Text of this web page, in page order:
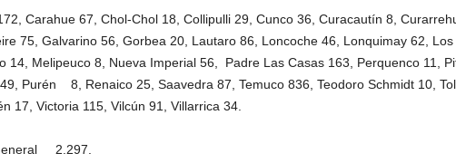
Carahue 67, Chol-Chol 18, Collipulli 29, Cunco 36, Curacautín 8,
75, Galvarino 56, Gorbea 20, Lautaro 86, Loncoche 46, Lonquimay 62,
14, Melipeuco 8, Nueva Imperial 56, Padre Las Casas 163, Perquenco 11,
Purén 8, Renaico 25, Saavedra 87, Temuco 836, Teodoro Schmidt 10,
17, Victoria 115, Vilcún 91, Villarrica 34.
2.297.